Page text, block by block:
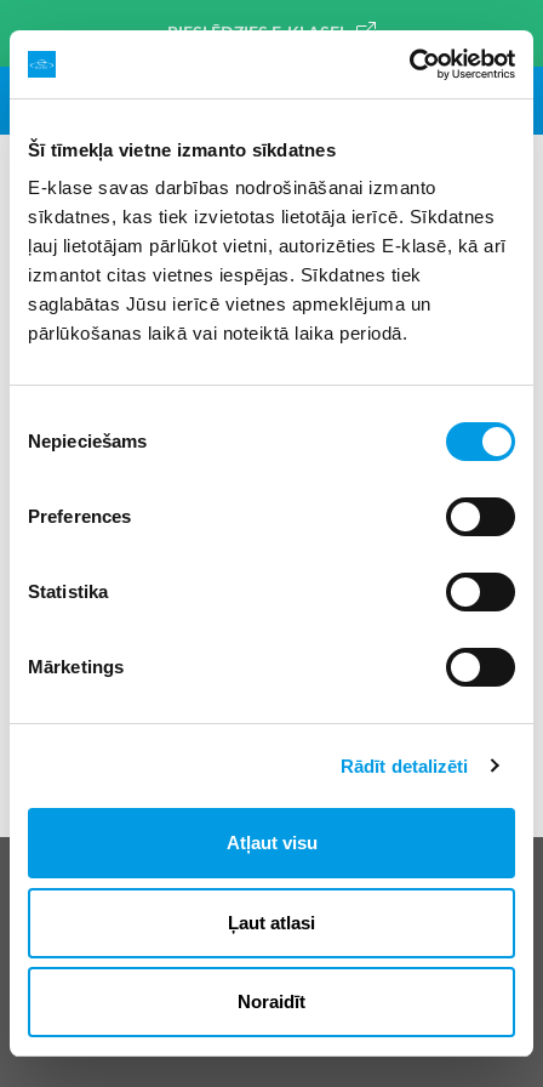
Šī tīmekļa vietne izmanto sīkdatnes
E-klase savas darbības nodrošināšanai izmanto
sīkdatnes, kas tiek izvietotas lietotāja ierīcē. Sīkdatnes
ļauj lietotājam pārlūkot vietni, autorizēties E-klasē, kā arī
izmantot citas vietnes iespējas. Sīkdatnes tiek
saglabātas Jūsu ierīcē vietnes apmeklējuma un
pārlūkošanas laikā vai noteiktā laika periodā.
izvēle
Nepieciešams
Preferences
Statistika
Mārketings
Rādīt detalizēti
Atļaut visu
Ļaut atlasi
Noraidīt
PIESLĒDZIES E-KLASEI
NODERĪGI IZGLĪTĪBAI
SVARĪGI DATUMI NORMATĪVIE AKTI PALĪDZĪBAS DIENESTU
Biežāk uzdotie jautājumi
E-klases lietošanas noteikumi